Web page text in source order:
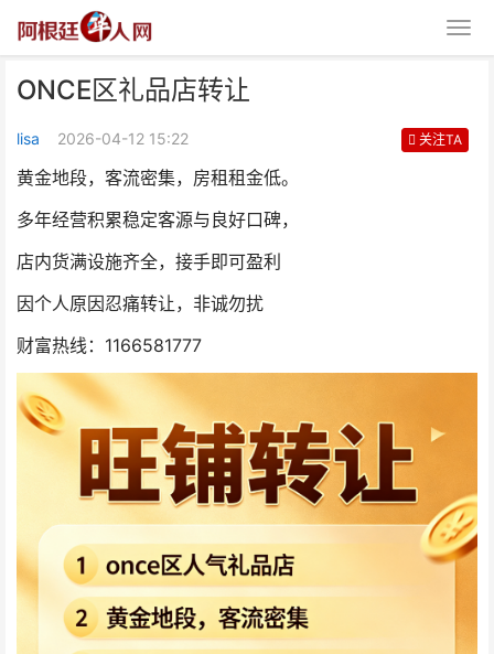
ONCE区礼品店转让
lisa 2026-04-12 15:22 关注TA
黄金地段，客流密集，房租租金低。
多年经营积累稳定客源与良好口碑，
店内货满设施齐全，接手即可盈利
因个人原因忍痛转让，非诚勿扰
财富热线：1166581777
ONCE区礼品店转让